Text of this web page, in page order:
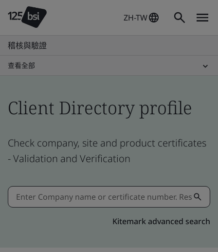
ZH-TW
稽核與驗證
查看全部
Client Directory profile
Check company, site and product certificates
- Validation and Verification
Kitemark advanced search